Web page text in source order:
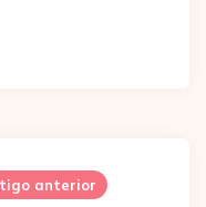
anterior